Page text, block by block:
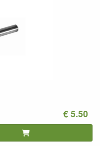
€ 5.50